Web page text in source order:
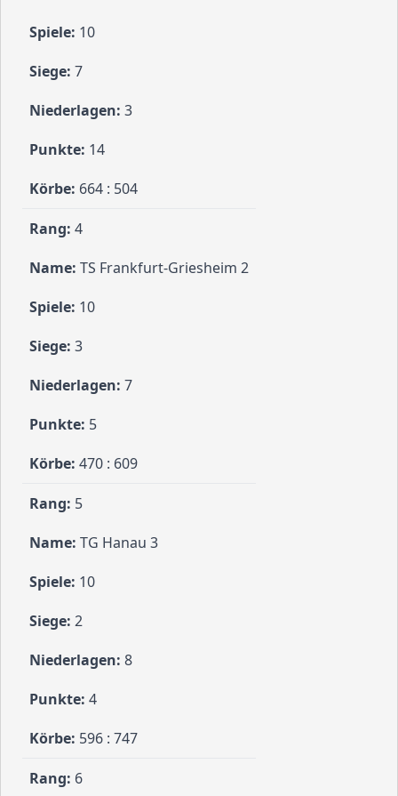
10
7
3
14
664 : 504
4
TS Frankfurt-Griesheim 2
10
3
7
5
470 : 609
5
TG Hanau 3
10
2
8
4
596 : 747
6